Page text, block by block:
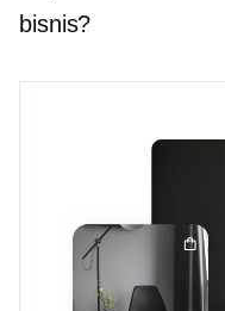
bisnis?